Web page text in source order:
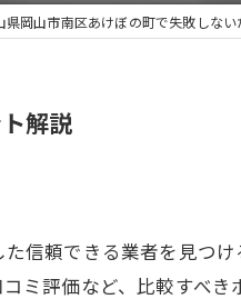
岡山市南区あけぼの町で失敗しな
解説
信頼できる業者を見つ
ミ評価など、比較すべき